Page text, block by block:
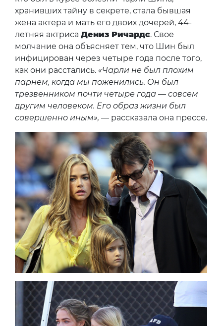
хранивших тайну в секрете, стала бывшая
жена актера и мать его двоих дочерей, 44-
летняя актриса Дениз Ричардс. Свое
молчание она объясняет тем, что Шин был
инфицирован через четыре года после того,
как они расстались. «Чарли не был плохим
парнем, когда мы поженились. Он был
трезвенником почти четыре года — совсем
другим человеком. Его образ жизни был
совершенно иным», — рассказала она прессе.